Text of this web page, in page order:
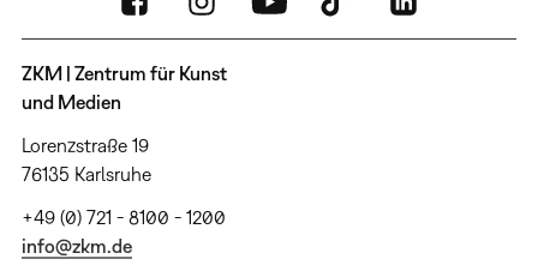
ZKM | Zentrum für Kunst
und Medien
Lorenzstraße 19
76135 Karlsruhe
+49 (0) 721 - 8100 - 1200
info@zkm.de